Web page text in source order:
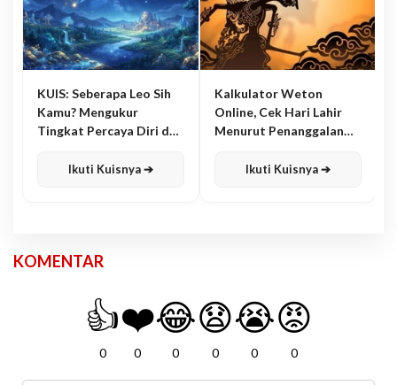
KUIS: Seberapa Leo Sih
Kamu? Mengukur
Tingkat Percaya Diri dan
Ikuti Kuisnya ➔
Kalkulator Weton
Online, Cek Hari Lahir
Menurut Penanggalan
Ikuti Kuisnya ➔
KOMENTAR
👍
0
❤️
0
😂
0
😧
0
😭
0
😡
0